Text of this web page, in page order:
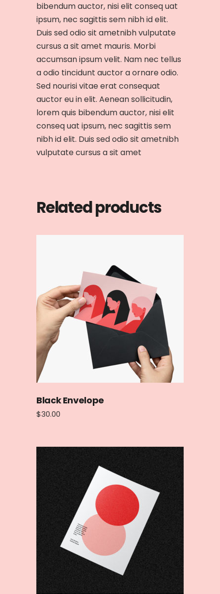
bibendum auctor, nisi elit conseq uat
ipsum, nec sagittis sem nibh id elit.
Duis sed odio sit ametnibh vulputate
cursus a sit amet mauris. Morbi
accumsan ipsum velit. Nam nec tellus
a odio tincidunt auctor a ornare odio.
Sed nourisi vitae erat consequat
auctor eu in elit. Aenean sollicitudin,
lorem quis bibendum auctor, nisi elit
conseq uat ipsum, nec sagittis sem
nibh id elit. Duis sed odio sit ametnibh
vulputate cursus a sit amet
Related products
Black Envelope
$30.00